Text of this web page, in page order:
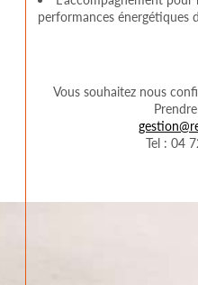
performances énergétiques
Vous souhaitez nous
Tel : 04